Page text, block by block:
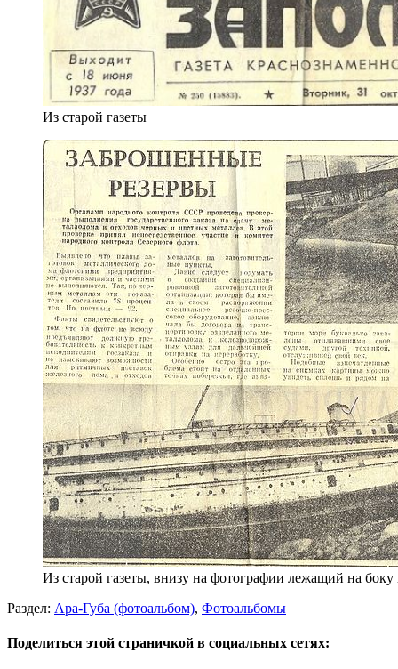
Из старой газеты
Из старой газеты, внизу на фотографии лежащий на боку
Раздел: Ара-Губа (фотоальбом), Фотоальбомы
Поделиться этой страничкой в социальных сетях: